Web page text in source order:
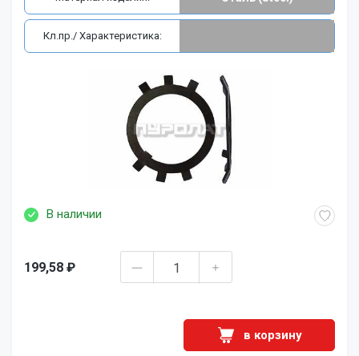
В наличии
199,58 ₽
в корзину
Кл.пр./ Характеристика: